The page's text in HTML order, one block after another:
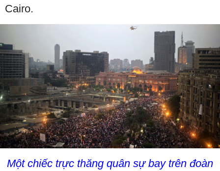
Cairo.
Một chiếc trực thăng quân sự bay trên đoàn